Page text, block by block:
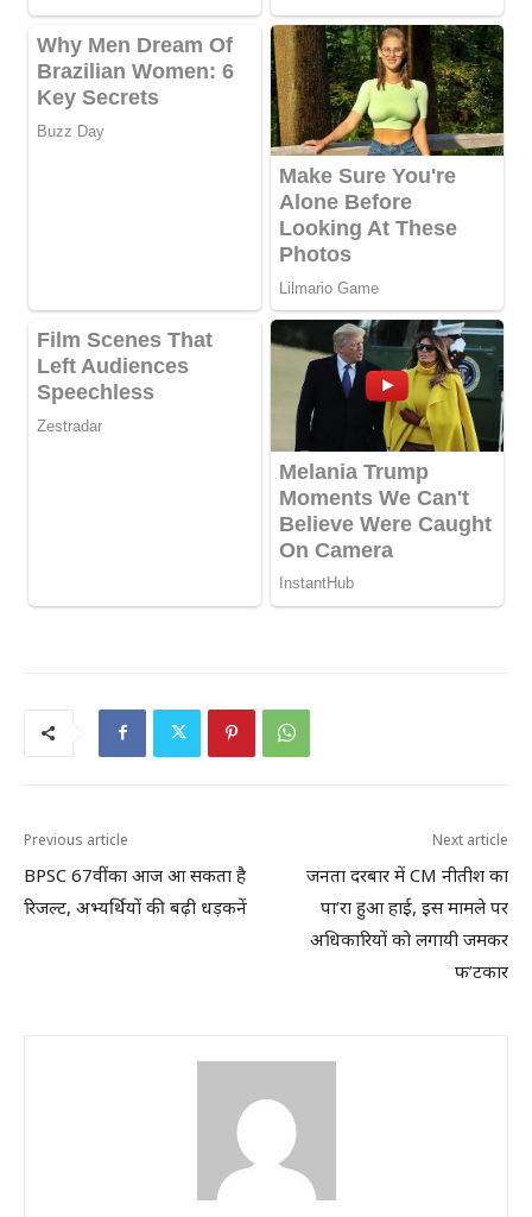
Previous article
BPSC 67वीं का आज आ सकता है
रिजल्ट, अभ्यर्थियों की बढ़ी धड़कनें
Next article
जनता दरबार में CM नीतीश का
पा’रा हुआ हाई, इस मामले पर
अधिकारियों को लगायी जमकर
फ’टकार